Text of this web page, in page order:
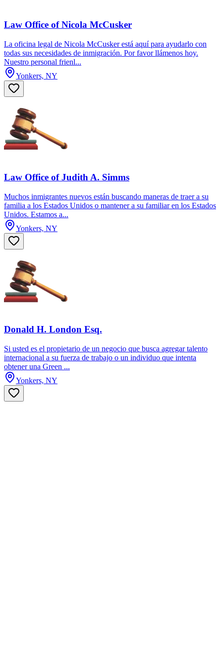
Law Office of Nicola McCusker
La oficina legal de Nicola McCusker está aquí para ayudarlo con
todas sus necesidades de inmigración. Por favor llámenos hoy.
Nuestro personal frienl...
Yonkers, NY
Law Office of Judith A. Simms
Muchos inmigrantes nuevos están buscando maneras de traer a su
familia a los Estados Unidos o mantener a su familiar en los Estados
Unidos. Estamos a...
Yonkers, NY
Donald H. London Esq.
Si usted es el propietario de un negocio que busca agregar talento
internacional a su fuerza de trabajo o un individuo que intenta
obtener una Green ...
Yonkers, NY